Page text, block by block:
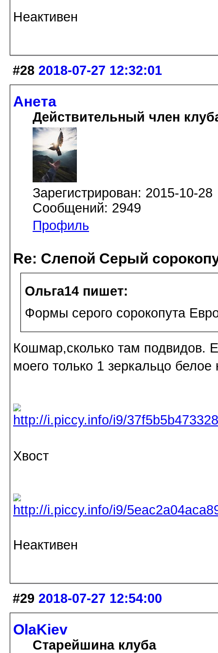
Неактивен
#28 2018-07-27 12:32:01
Анета
Действительный член
Зарегистрирован: 2015-10-28
Сообщений: 2949
Профиль
Re: Слепой Серый
Ольга14 пишет:
Формы серого сорокопута
Кошмар,сколько там подвидов.
моего только 1 зеркальцо
Хвост
Неактивен
#29 2018-07-27 12:54:00
OlaKiev
Старейшина клуба